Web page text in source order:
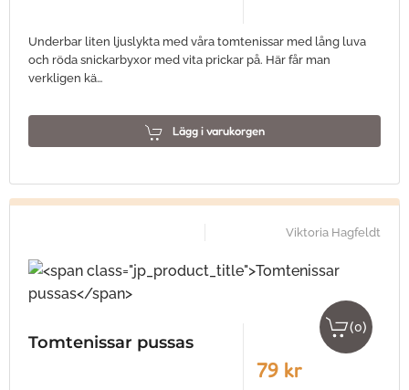
Underbar liten ljuslykta med våra tomtenissar med lång luva
och röda snickarbyxor med vita prickar på. Här får man
verkligen kä…
Lägg i varukorgen
Viktoria Hagfeldt
Tomtenissar pussas
79 kr
(0)